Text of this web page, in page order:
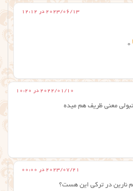
2023/06/13 در 12:12
0
2022/01/10 در 10:20
معنی ظریف هم میده
2023/07/21 در 00:00
نارین در ترکی این هست؟